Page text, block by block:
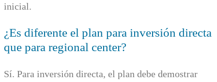
inicial.
¿Es diferente el plan para inversión directa
que para regional center?
Sí. Para inversión directa, el plan debe demostrar